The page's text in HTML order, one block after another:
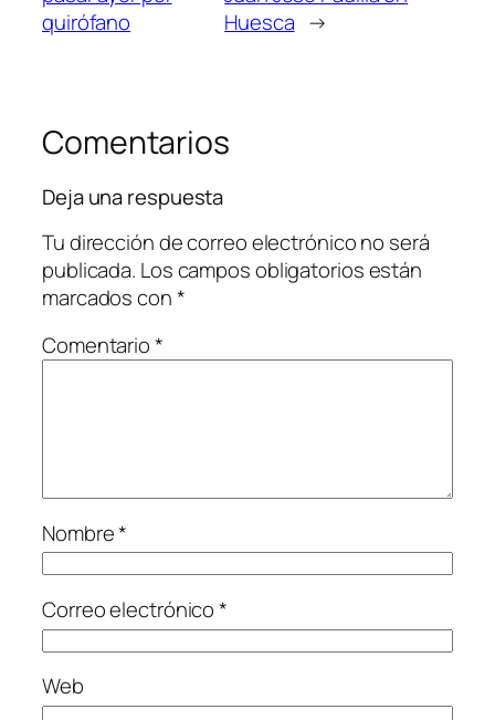
quirófano
Huesca →
Comentarios
Deja una respuesta
Tu dirección de correo electrónico no será
publicada. Los campos obligatorios están
marcados con*
Comentario*
Nombre*
Correo electrónico*
Web